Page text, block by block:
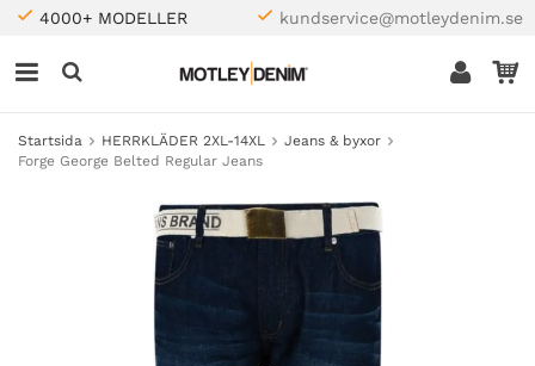
4000+ MODELLER kundservice@motleydenim.se
Startsida HERRKLÄDER 2XL-14XL
Jeans & byxor
Forge George Belted Regular Jeans